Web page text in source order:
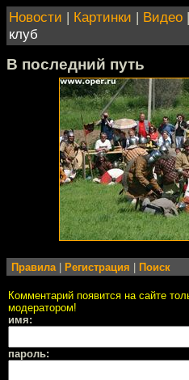
Новости | Картинки | Видео |
клуб
В последний путь
Правила Регистрация Поиск
Комментарий появится на сайте
модератором!
имя:
пароль: